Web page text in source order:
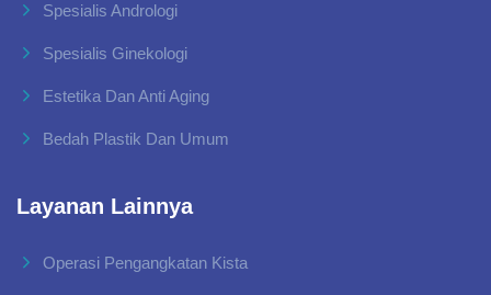
Spesialis Andrologi
Spesialis Ginekologi
Estetika Dan Anti Aging
Bedah Plastik Dan Umum
Layanan Lainnya
Operasi Pengangkatan Kista